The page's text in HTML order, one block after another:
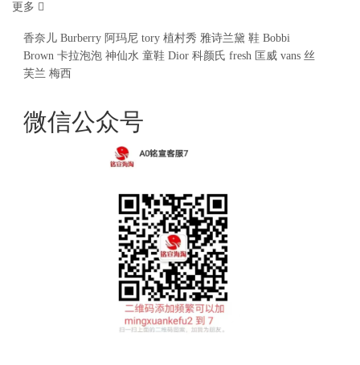
更多
香奈儿 Burberry 阿玛尼 tory 植村秀 雅诗兰黛 鞋 Bobbi
Brown 卡拉泡泡 神仙水 童鞋 Dior 科颜氏 fresh 匡威 vans 丝
芙兰 梅西
微信公众号